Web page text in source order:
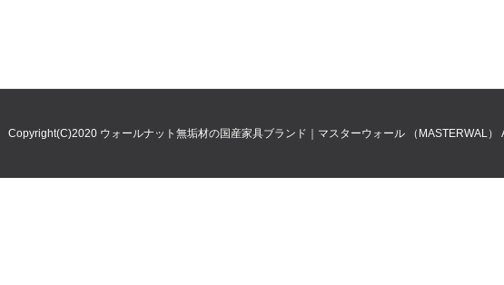
Copyright(C)2020 ウォールナット無垢材の国産家具ブランド｜マスターウォール （MASTERWAL）